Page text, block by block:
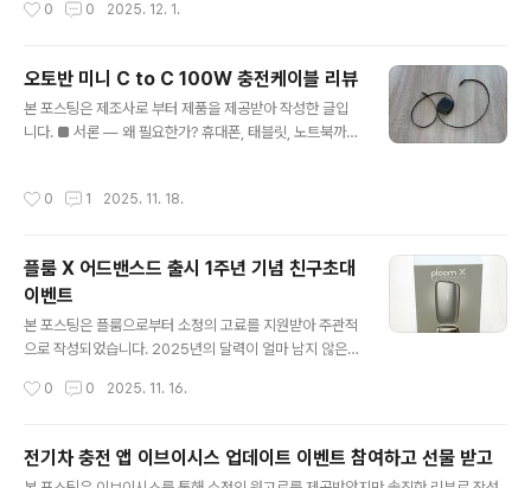
순간들 여름철이면 에어컨은 하루 종일 켜두는 필수 가전
질 정도입니다. 더해지는 연말 분위기에 빠져들다 보면 올해 참 열심히 달려왔다는
들 위해 글로픽 12월호 매거진을 확인해 보시는 걸 추천드립니다. 궐련형 전자담배
추천 글로에서 발행한 12월 글로픽 콘텐츠는 “메리 크리스마스! 글로와 함께하는 연
말 플레이리스트”를 주제로 카페에서 조용히 음악을 들으며 휴식을 즐길 때, 집에서
올해 마무리를 정리할 때 등 연말 감성 200% 충전되는 음악..
0 0 2025. 12. 1.
오토반 미니 C to C 100W 충전케이블 리뷰
본 포스팅은 제조사로 부터 제품을 제공받아 작성한 글입
니다. ■ 서론 — 왜 필요한가? 휴대폰, 태블릿, 노트북까지
럼 고속 충전이 필수인 환경에서는 단순히 충전만 가능한
에서 케이블이 길게 늘어져 있는 모습은 보기에도 지저분
하고, 사용하지 않을 때마다 정리하는 것도 번거롭습니다.
이러한 문제를 해결하기 위해 등장한 제품이 바로 오토반
미니 C to C 고속충전 릴 케이블입니다. 이 제품은 내장 자
한 1M 릴 구조, C-TYPE 단자..
0 1 2025. 11. 18.
플룸 X 어드밴스드 출시 1주년 기념 친구초대
이벤트
본 포스팅은 플룸으로부터 소정의 고료를 지원받아 주관적
으로 작성되었습니다. 2025년의 달력이 얼마 남지 않은 1
되었습니다. 이미 궐련형 전자담배 플룸X 어드밴스드를 사
볼 수 있는 이벤트인데요, 이번만큼은 절대 놓쳐서는 안 될
혜택이 가득합니다. 특히 기존회원과 신규회원 모두가 10
0 0 2025. 11. 16.
전기차 충전 앱 이브이시스 업데이트 이벤트 참여하고 선물 받고